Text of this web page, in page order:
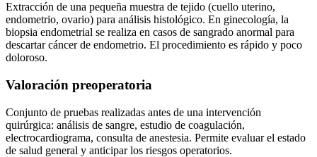
Extracción de una pequeña muestra de tejido (cuello uterino,
endometrio, ovario) para análisis histológico. En ginecología, la
biopsia endometrial se realiza en casos de sangrado anormal para
descartar cáncer de endometrio. El procedimiento es rápido y poco
doloroso.
Valoración preoperatoria
Conjunto de pruebas realizadas antes de una intervención
quirúrgica: análisis de sangre, estudio de coagulación,
electrocardiograma, consulta de anestesia. Permite evaluar el estado
de salud general y anticipar los riesgos operatorios.